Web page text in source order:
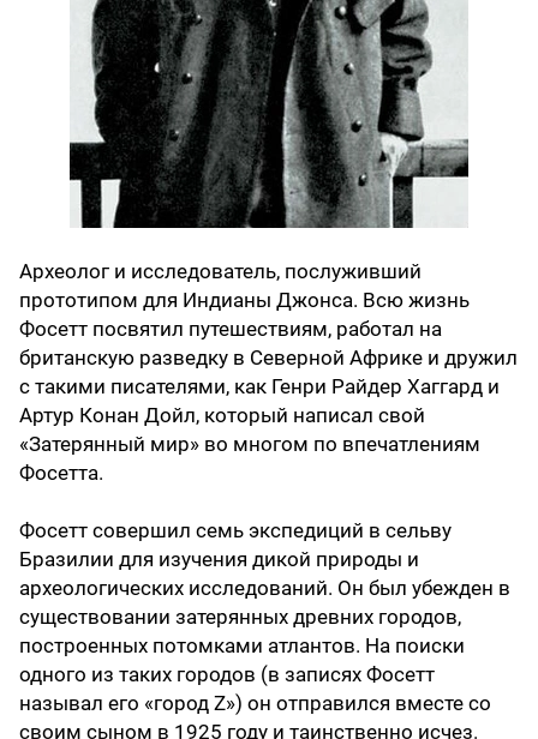
Археолог и исследователь, послуживший
прототипом для Индианы Джонса. Всю жизнь
Фосетт посвятил путешествиям, работал на
британскую разведку в Северной Африке и дружил
с такими писателями, как Генри Райдер Хаггард и
Артур Конан Дойл, который написал свой
«Затерянный мир» во многом по впечатлениям
Фосетта.
Фосетт совершил семь экспедиций в сельву
Бразилии для изучения дикой природы и
археологических исследований. Он был убежден в
существовании затерянных древних городов,
построенных потомками атлантов. На поиски
одного из таких городов (в записях Фосетт
называл его «город Z») он отправился вместе со
своим сыном в 1925 году и таинственно исчез.